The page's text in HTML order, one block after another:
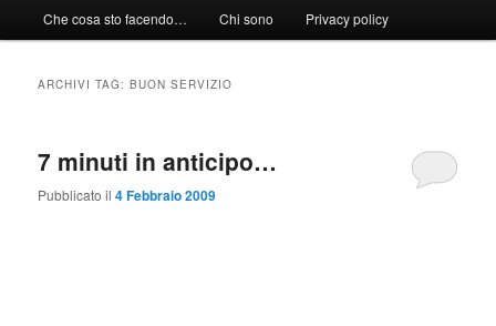
Che cosa sto facendo… Chi sono Privacy policy
ARCHIVI TAG:BUON SERVIZIO
7 minuti in anticipo…
Pubblicato il4 Febbraio 2009